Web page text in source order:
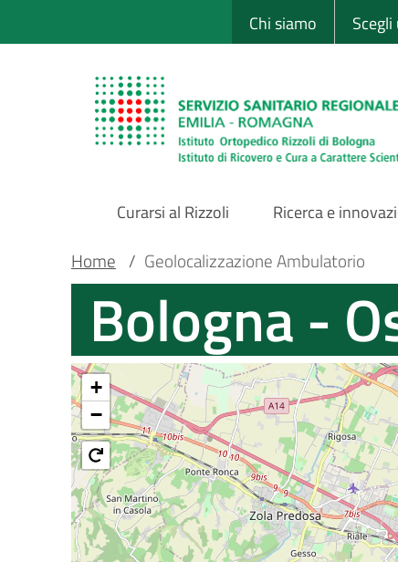
al
Sito Web Chi siamo
Main
Navigation
Curarsi al Rizzoli Ricerca e
Main container
Briciole
pane
Home / Geolocalizzazione Ambulatorio
Bologna -
+
−